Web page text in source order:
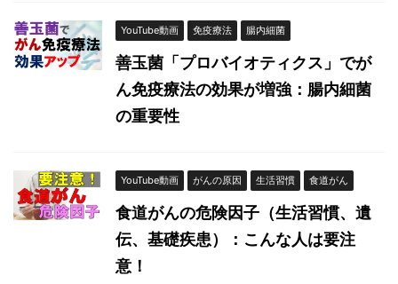
YouTube動画 免疫療法 腸内細菌
善玉菌「プロバイオティクス」でが
ん免疫療法の効果が増強：腸内細菌
の重要性
YouTube動画 がんの原因 生活習慣 食道がん
食道がんの危険因子（生活習慣、遺
伝、基礎疾患）：こんな人は要注
意！